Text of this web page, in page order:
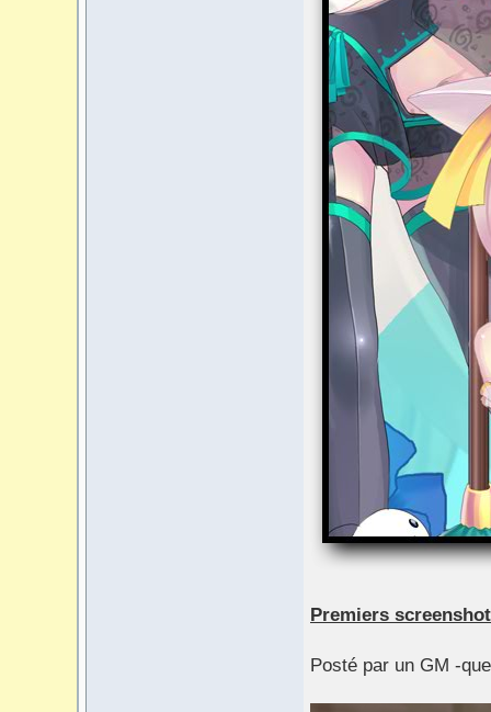
Premiers
Posté par un GM -